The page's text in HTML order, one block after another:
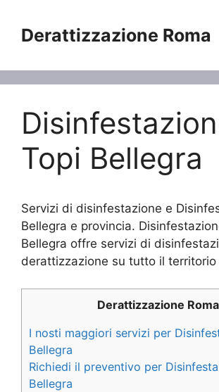
contenuto
Derattizzazione Roma
Topi Bellegra
Servizi di disinfestazione e
Bellegra e provincia.
Bellegra offre servizi di
derattizzazione su tutto il territorio
Derattizzazione Roma
I nosti maggiori servizi per
Bellegra
Richiedi il preventivo per
Bellegra